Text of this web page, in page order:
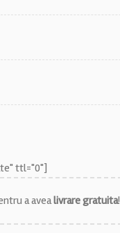
ttl="0"]
a avealivrare gratuita!